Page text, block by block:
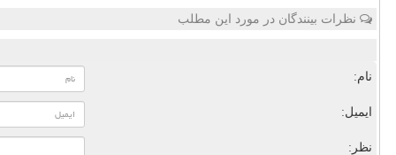
نظرات بینندگان در مورد این مطلب
نام:
ایمیل:
نظر: